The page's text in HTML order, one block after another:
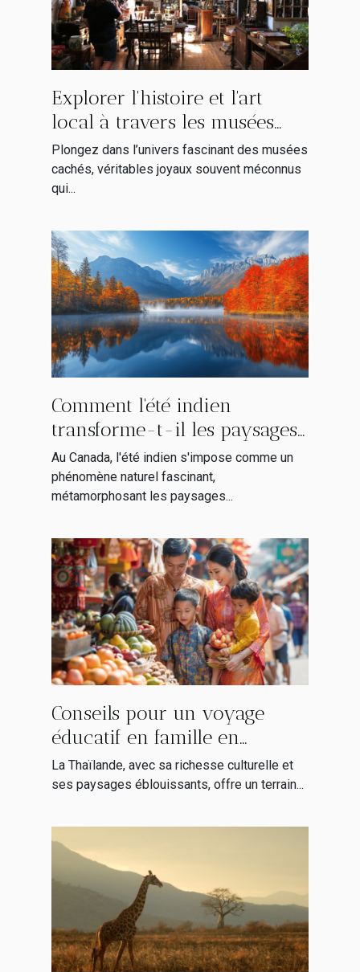
Explorer l'histoire et l'art
local à travers les musées
cachés
Plongez dans l’univers fascinant des musées
cachés, véritables joyaux souvent méconnus
qui...
Comment l'été indien
transforme-t-il les paysages
canadiens ?
Au Canada, l'été indien s'impose comme un
phénomène naturel fascinant,
métamorphosant les paysages...
Conseils pour un voyage
éducatif en famille en
Thaïlande
La Thaïlande, avec sa richesse culturelle et
ses paysages éblouissants, offre un terrain...